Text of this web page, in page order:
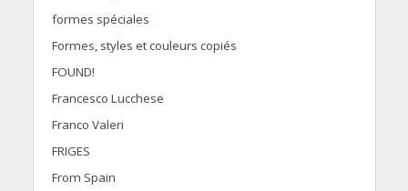
formes spéciales
Formes, styles et couleurs copiés
FOUND!
Francesco Lucchese
Franco Valeri
FRIGES
From Spain